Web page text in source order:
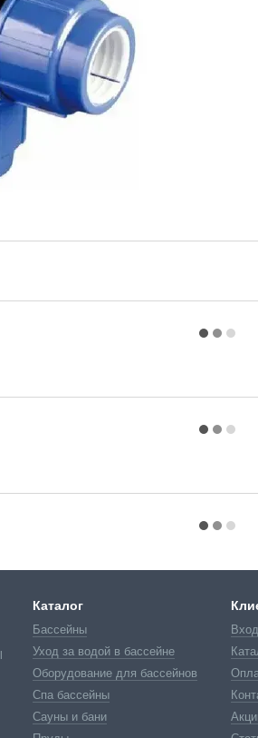
Каталог
Бассейны
Уход за водой в бассейне
Оборудование для бассейнов
Спа бассейны
Сауны и бани